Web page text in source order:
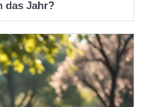
das Jahr?